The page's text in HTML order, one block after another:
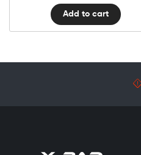
Add to cart